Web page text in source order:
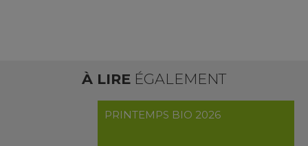
À LIRE ÉGALEMENT
PRINTEMPS BIO 2026